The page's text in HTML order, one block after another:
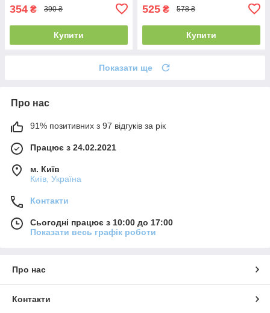
354 ₴ 390 ₴
Купити
525 ₴ 578 ₴
Купити
Показати ще
Про нас
91% позитивних з 97 відгуків за рік
Працює з 24.02.2021
м. Київ
Київ, Україна
Контакти
Сьогодні працює з 10:00 до 17:00
Показати весь графік роботи
Про нас
Контакти